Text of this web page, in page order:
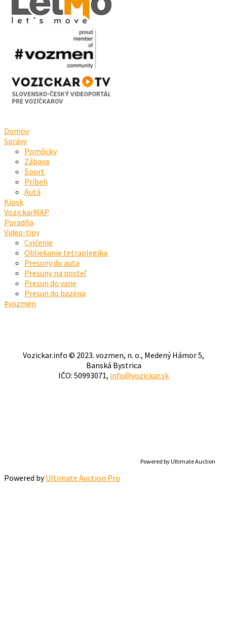
Domov
Správy
Pomôcky
Zábava
Šport
Príbeh
Autá
Kiosk
VozickarMAP
Poradňa
Video-tipy
Cvičenie
Obliekanie tetraplegika
Presuny do auta
Presuny na posteľ
Presun do vane
Presun do bazéna
#vozmen
Vozickar.info © 2023. vozmen, n. o., Medený Hámor 5,
Banská Bystrica
IČO: 50993071, info@vozickar.sk
Powered by Ultimate Auction
Powered byUltimate Auction Pro